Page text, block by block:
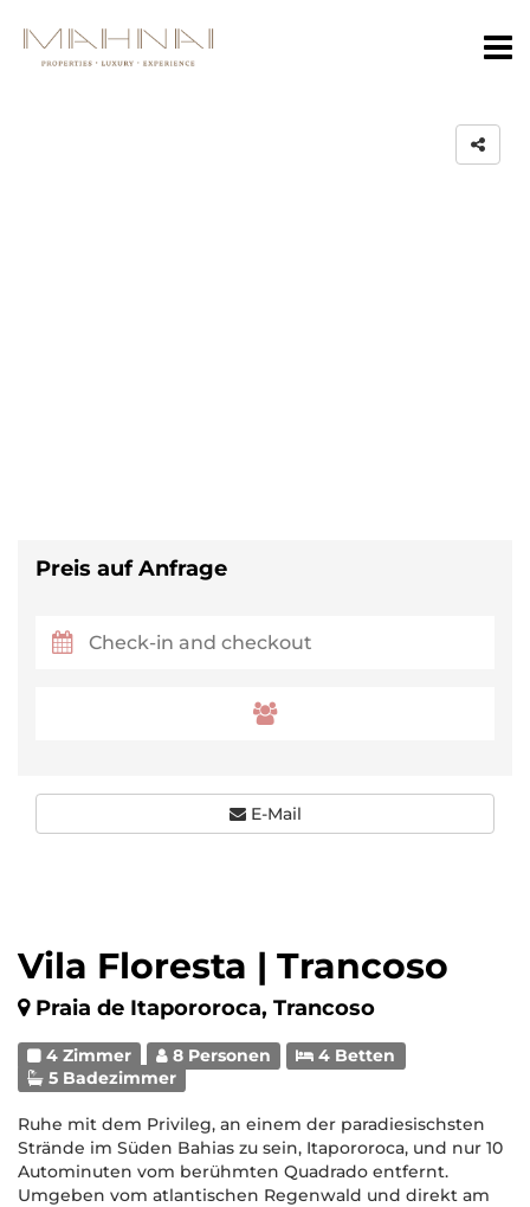
Vila Floresta | Trancoso
Praia de Itapororoca, Trancoso
4 Zimmer 8 Personen
4 Betten
5 Badezimmer
Ruhe mit dem Privileg, an einem der paradiesischsten
Strände im Süden Bahias zu sein, Itapororoca, und nur 10
Autominuten vom berühmten Quadrado entfernt.
Umgeben vom atlantischen Regenwald und direkt am
Preis auf Anfrage
E-Mail